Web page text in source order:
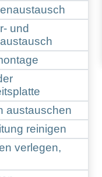
und
austauschen
reinigen
verlegen,